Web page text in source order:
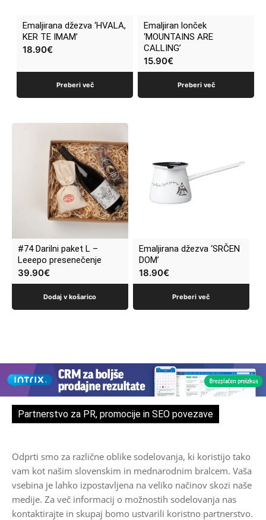
Emaljirana džezva ‘HVALA,
KER TE IMAM’
18.90€
Preberi več
Emaljiran lonček
‘MOUNTAINS ARE
CALLING’
15.90€
Preberi več
#74 Darilni paket L –
Leeepo presenečenje
39.90€
Dodaj v košarico
Emaljirana džezva ‘SRČEN
DOM’
18.90€
Preberi več
Partnerstvo za PR, promocije in SEO povezave
Odprti smo za različne oblike sodelovanja, ki koristijo tako
vam kot našim slovenskim in mednarodnim bralcem. Vaša
vsebina je lahko izpostavljena na veliko načinov skozi naše
medije. Za več informacij o možnostih sodelovanja nas
kontaktirajte in skupaj bomo ustvarili koristno partnerstvo.